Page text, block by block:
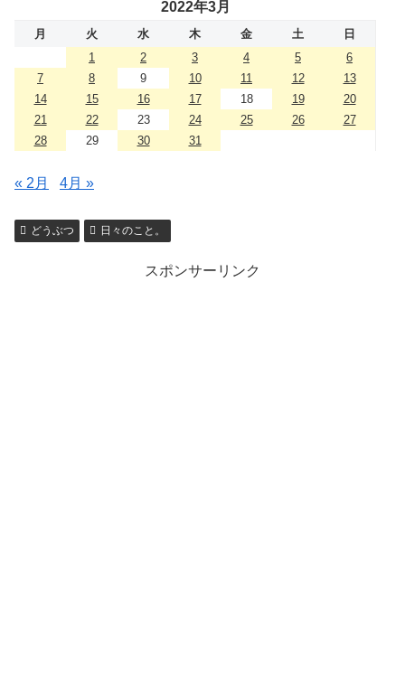
2022年3月
月 火 水 木 金 土
日
1
2 3 4 5
6
7
8 9 10 11 12
13
14
15 16 17 18 19
20
21
22 23 24 25 26
27
28
29 30 31
« 2月 4月 »
どうぶつ 日々のこと。
スポンサーリンク